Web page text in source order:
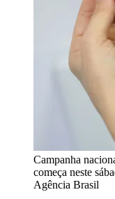
Campanha
começa neste
Agência Brasil